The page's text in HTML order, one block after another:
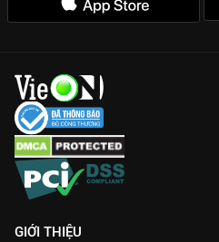
GIỚI THIỆU